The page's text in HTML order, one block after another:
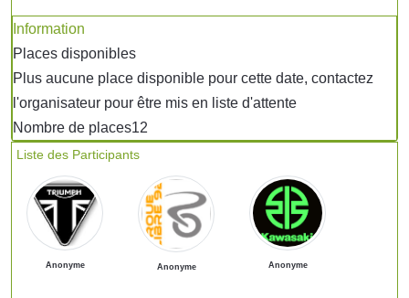
Information
Places disponibles
Plus aucune place disponible pour cette date, contactez
l'organisateur pour être mis en liste d'attente
Nombre de places12
Liste des Participants
Anonyme Anonyme Anonyme